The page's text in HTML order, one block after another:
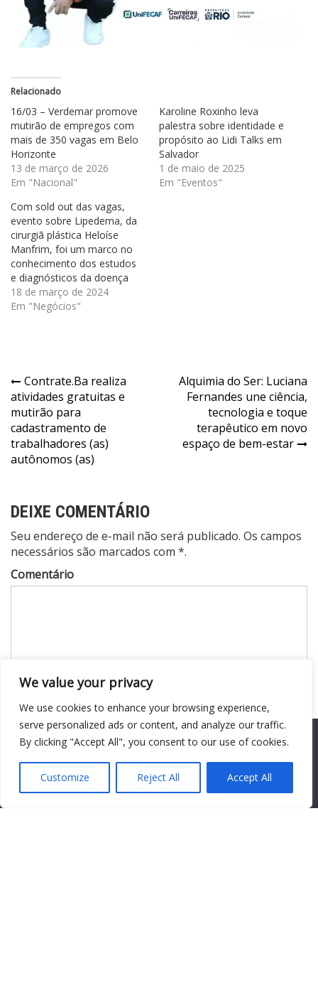
We value your privacy
We use cookies to enhance your browsing experience,
serve personalized ads or content, and analyze our traffic.
By clicking "Accept All", you consent to our use of cookies.
Customize Reject All Accept All
Relacionado
16/03 – Verdemar promove
mutirão de empregos com
mais de 350 vagas em Belo
Horizonte
13 de março de 2026
Em "Nacional"
Karoline Roxinho leva
palestra sobre identidade e
propósito ao Lidi Talks em
Salvador
1 de maio de 2025
Em "Eventos"
Com sold out das vagas,
evento sobre Lipedema, da
cirurgiã plástica Heloíse
Manfrim, foi um marco no
conhecimento dos estudos
e diagnósticos da doença
18 de março de 2024
Em "Negócios"
Contrate.Ba realiza
atividades gratuitas e
mutirão para
cadastramento de
trabalhadores (as)
autônomos (as)
Alquimia do Ser: Luciana
Fernandes une ciência,
tecnologia e toque
terapêutico em novo
espaço de bem-estar
DEIXE COMENTÁRIO
Seu endereço de e-mail não será publicado. Os campos
necessários são marcados com *.
Comentário
Nome Completo *
Endereço de e-mail*
We use cookies to ensure that we give you the best
experience on our website. If you continue to use this site we
will assume that you are happy with it.